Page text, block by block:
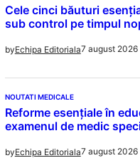
Cele cinci băuturi
sub control pe timpul
byEchipa Editoriala7 august 2026
NOUTATI MEDICALE
Reforme esențiale în
examenul de medic
byEchipa Editoriala7 august 2026